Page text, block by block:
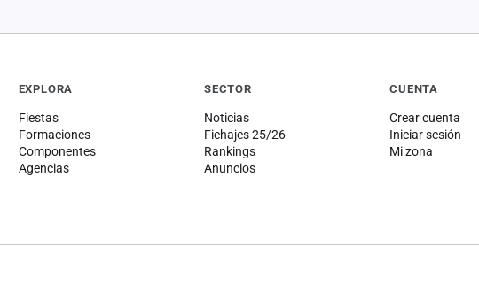
EXPLORA
Fiestas
Formaciones
Componentes
Agencias
SECTOR
Noticias
Fichajes 25/26
Rankings
Anuncios
CUENTA
Crear cuenta
Iniciar sesión
Mi zona